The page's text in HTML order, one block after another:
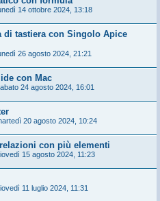
14 ottobre 2024, 13:18
di tastiera con Singolo Apice
26 agosto 2024, 21:21
con Mac
24 agosto 2024, 16:01
20 agosto 2024, 10:24
con più elementi
15 agosto 2024, 11:23
11 luglio 2024, 11:31